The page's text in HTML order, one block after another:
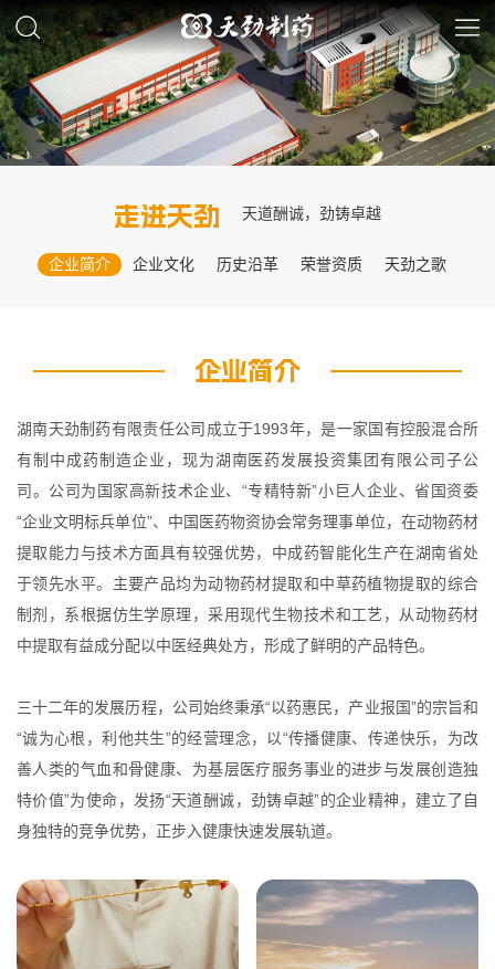
走进天劲 天道酬诚，劲铸卓越
企业简介 企业文化 历史沿革 荣誉资质 天劲之歌
企业简介
湖南天劲制药有限责任公司成立于1993年，是一家国有控股混合所
有制中成药制造企业，现为湖南医药发展投资集团有限公司子公
司。公司为国家高新技术企业、“专精特新”小巨人企业、省国资委
“企业文明标兵单位”、中国医药物资协会常务理事单位，在动物药材
提取能力与技术方面具有较强优势，中成药智能化生产在湖南省处
于领先水平。主要产品均为动物药材提取和中草药植物提取的综合
制剂，系根据仿生学原理，采用现代生物技术和工艺，从动物药材
中提取有益成分配以中医经典处方，形成了鲜明的产品特色。
三十二年的发展历程，公司始终秉承“以药惠民，产业报国”的宗旨和
“诚为心根，利他共生”的经营理念，以“传播健康、传递快乐，为改
善人类的气血和骨健康、为基层医疗服务事业的进步与发展创造独
特价值”为使命，发扬“天道酬诚，劲铸卓越”的企业精神，建立了自
身独特的竞争优势，正步入健康快速发展轨道。